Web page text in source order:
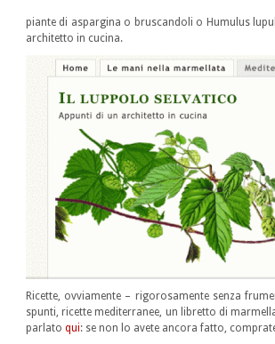
piante di aspargina o bruscandoli o Humulus
architetto in cucina.
Ricette, ovviamente – rigorosamente senza
spunti, ricette mediterranee, un libretto di
parlato qui: se non lo avete ancora fatto,